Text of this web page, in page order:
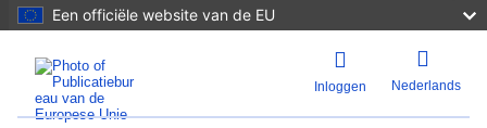
Een officiële website van de EU
Inloggen Nederlands